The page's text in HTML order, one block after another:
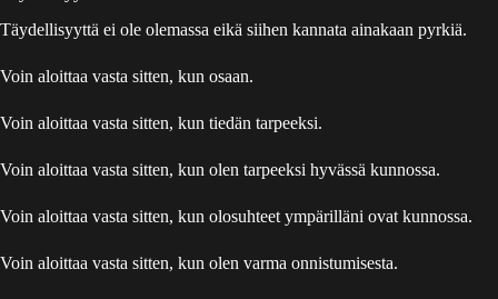
Täydellisyyttä ei ole olemassa eikä siihen kannata ainakaan pyrkiä.
Voin aloittaa vasta sitten, kun osaan.
Voin aloittaa vasta sitten, kun tiedän tarpeeksi.
Voin aloittaa vasta sitten, kun olen tarpeeksi hyvässä kunnossa.
Voin aloittaa vasta sitten, kun olosuhteet ympärilläni ovat kunnossa.
Voin aloittaa vasta sitten, kun olen varma onnistumisesta.